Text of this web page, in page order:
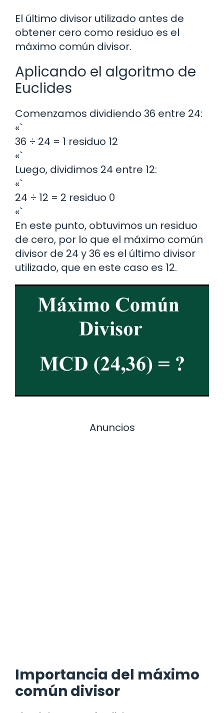
El último divisor utilizado antes de
obtener cero como residuo es el
máximo común divisor.
Aplicando el algoritmo de
Euclides
Comenzamos dividiendo 36 entre 24:
«`
36 ÷ 24 = 1 residuo 12
«`
Luego, dividimos 24 entre 12:
«`
24 ÷ 12 = 2 residuo 0
«`
En este punto, obtuvimos un residuo
de cero, por lo que el máximo común
divisor de 24 y 36 es el último divisor
utilizado, que en este caso es 12.
Anuncios
Importancia del máximo
común divisor